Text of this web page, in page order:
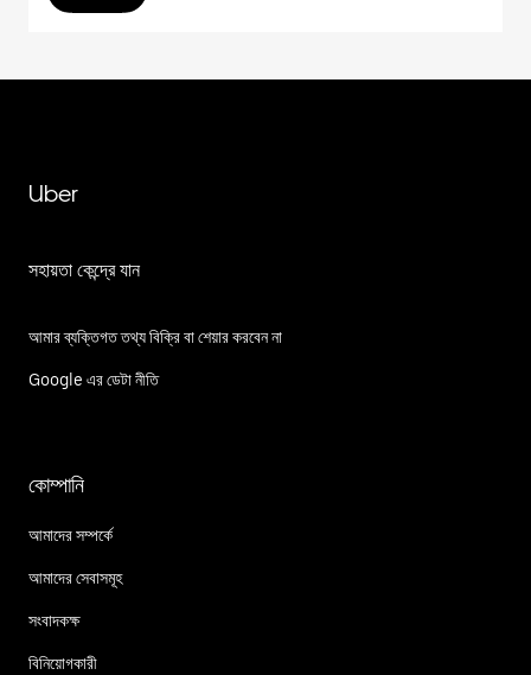
Uber
সহায়তা কেন্দ্রে যান
আমার ব্যক্তিগত তথ্য বিক্রি বা শেয়ার করবেন না
Google এর ডেটা নীতি
কোম্পানি
আমাদের সম্পর্কে
আমাদের সেবাসমূহ
সংবাদকক্ষ
বিনিয়োগকারী